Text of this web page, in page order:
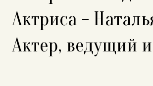
Актриса -
Актер, ведущий